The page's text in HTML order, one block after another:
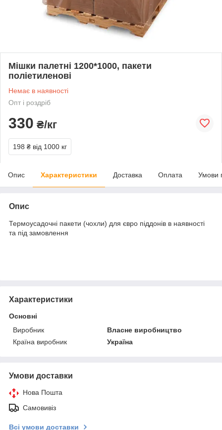
Мішки палетні 1200*1000, пакети
поліетиленові
Немає в наявності
Опт і роздріб
330 ₴/кг
198 ₴ від 1000 кг
Опис Характеристики Доставка Оплата Умови
Опис
Термоусадочні пакети (чохли) для євро піддонів в наявності
та під замовлення
Характеристики
Основні
Виробник
Власне виробництво
Країна виробник
Україна
Умови доставки
Нова Пошта
Самовивіз
Всі умови доставки